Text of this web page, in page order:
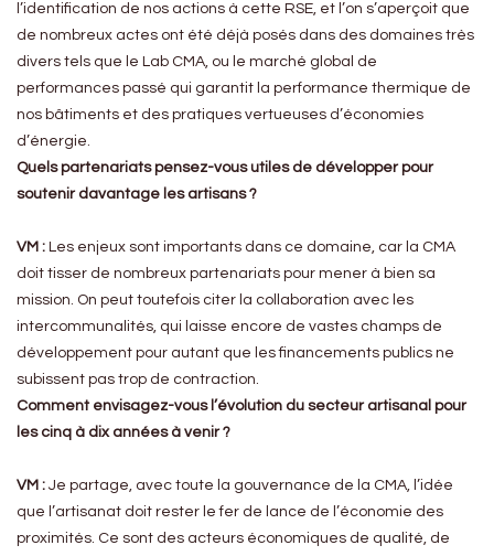
l’identification de nos actions à cette RSE, et l’on s’aperçoit que
de nombreux actes ont été déjà posés dans des domaines très
divers tels que le Lab CMA, ou le marché global de
performances passé qui garantit la performance thermique de
nos bâtiments et des pratiques vertueuses d’économies
d’énergie.
Quels partenariats pensez-vous utiles de développer pour
soutenir davantage les artisans ?
VM : Les enjeux sont importants dans ce domaine, car la CMA
doit tisser de nombreux partenariats pour mener à bien sa
mission. On peut toutefois citer la collaboration avec les
intercommunalités, qui laisse encore de vastes champs de
développement pour autant que les financements publics ne
subissent pas trop de contraction.
Comment envisagez-vous l’évolution du secteur artisanal pour
les cinq à dix années à venir ?
VM : Je partage, avec toute la gouvernance de la CMA, l’idée
que l’artisanat doit rester le fer de lance de l’économie des
proximités. Ce sont des acteurs économiques de qualité, de